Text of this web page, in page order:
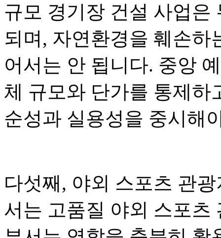
규모 경기장 건설 사업은
되며, 자연환경을 훼손하
어서는 안 됩니다. 중앙
체 규모와 단가를 통제하
순성과 실용성을 중시해
다섯째, 야외 스포츠 관
서는 고품질 야외 스포츠